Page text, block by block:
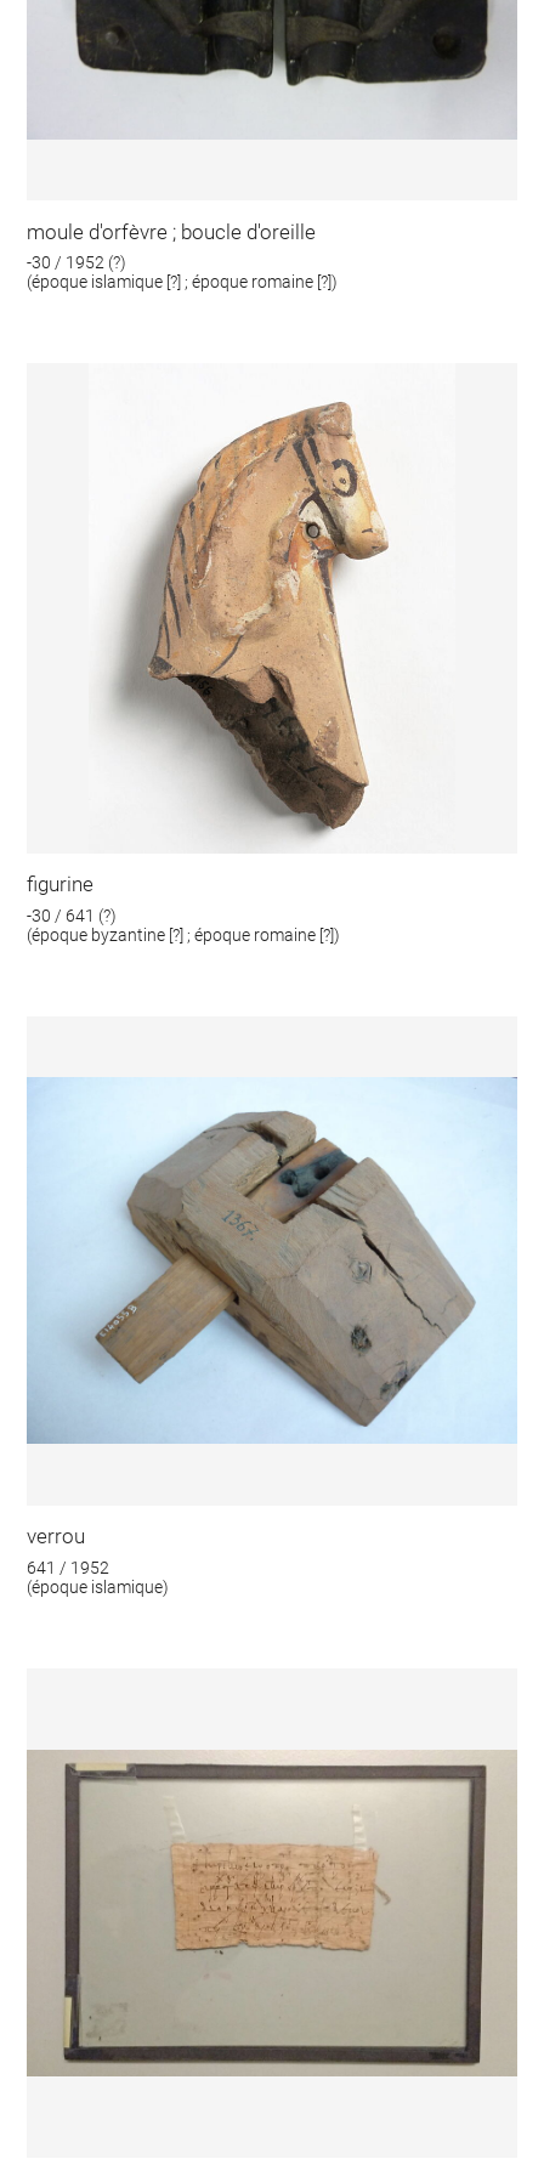
moule d'orfèvre ; boucle d'oreille
-30 / 1952 (?)
(époque islamique [?] ; époque romaine [?])
figurine
-30 / 641 (?)
(époque byzantine [?] ; époque romaine [?])
verrou
641 / 1952
(époque islamique)